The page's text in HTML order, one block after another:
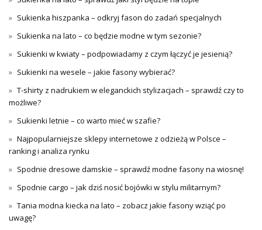
Sukienka hiszpanka – odkryj fason do zadań specjalnych
Sukienka na lato – co będzie modne w tym sezonie?
Sukienki w kwiaty – podpowiadamy z czym łączyć je jesienią?
Sukienki na wesele – jakie fasony wybierać?
T-shirty z nadrukiem w eleganckich stylizacjach – sprawdź czy to
możliwe?
Sukienki letnie – co warto mieć w szafie?
Najpopularniejsze sklepy internetowe z odzieżą w Polsce –
ranking i analiza rynku
Spodnie dresowe damskie – sprawdź modne fasony na wiosnę!
Spodnie cargo – jak dziś nosić bojówki w stylu militarnym?
Tania modna kiecka na lato – zobacz jakie fasony wziąć po
uwagę?